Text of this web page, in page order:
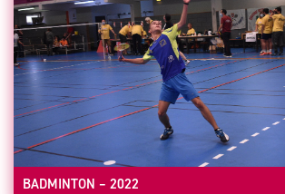
BADMINTON – 2022